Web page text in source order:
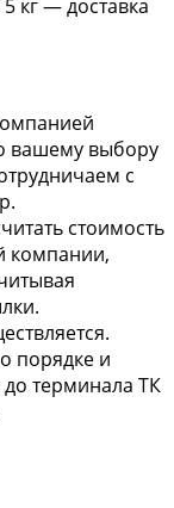
кг — доставка
вашему выбору
с
стоимость
компании,
порядке и
до терминала ТК